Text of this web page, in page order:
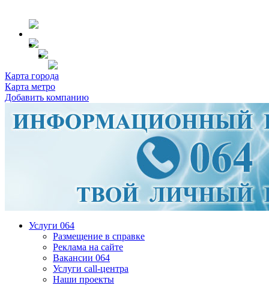
Карта города
Карта метро
Добавить компанию
Услуги 064
Размещение в справке
Реклама на сайте
Вакансии 064
Услуги call-центра
Наши проекты